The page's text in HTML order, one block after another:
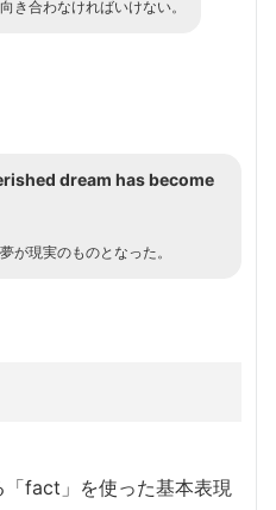
き合わなければいけない。
dream has become
が現実のものとなった。
fact」を使った基本表現